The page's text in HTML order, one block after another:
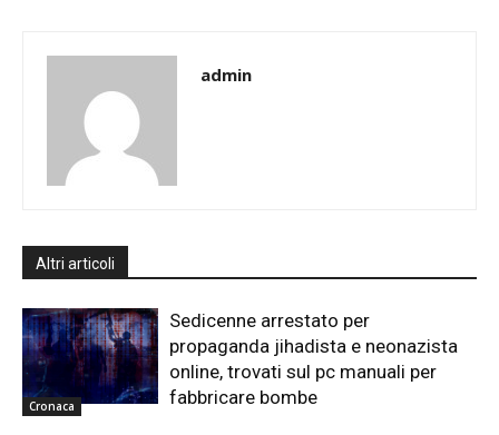
admin
Altri articoli
Cronaca
Sedicenne arrestato per
propaganda jihadista e neonazista
online, trovati sul pc manuali per
fabbricare bombe